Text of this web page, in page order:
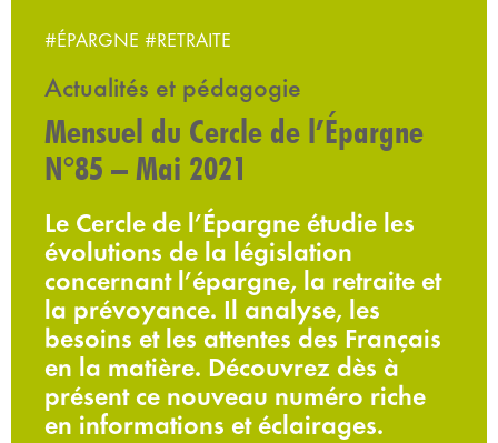
#ÉPARGNE #RETRAITE
Actualités et pédagogie
Mensuel du Cercle de l’Épargne
N°85 – Mai 2021
Le Cercle de l’Épargne étudie les
évolutions de la législation
concernant l’épargne, la retraite et
la prévoyance. Il analyse, les
besoins et les attentes des Français
en la matière. Découvrez dès à
présent ce nouveau numéro riche
en informations et éclairages.